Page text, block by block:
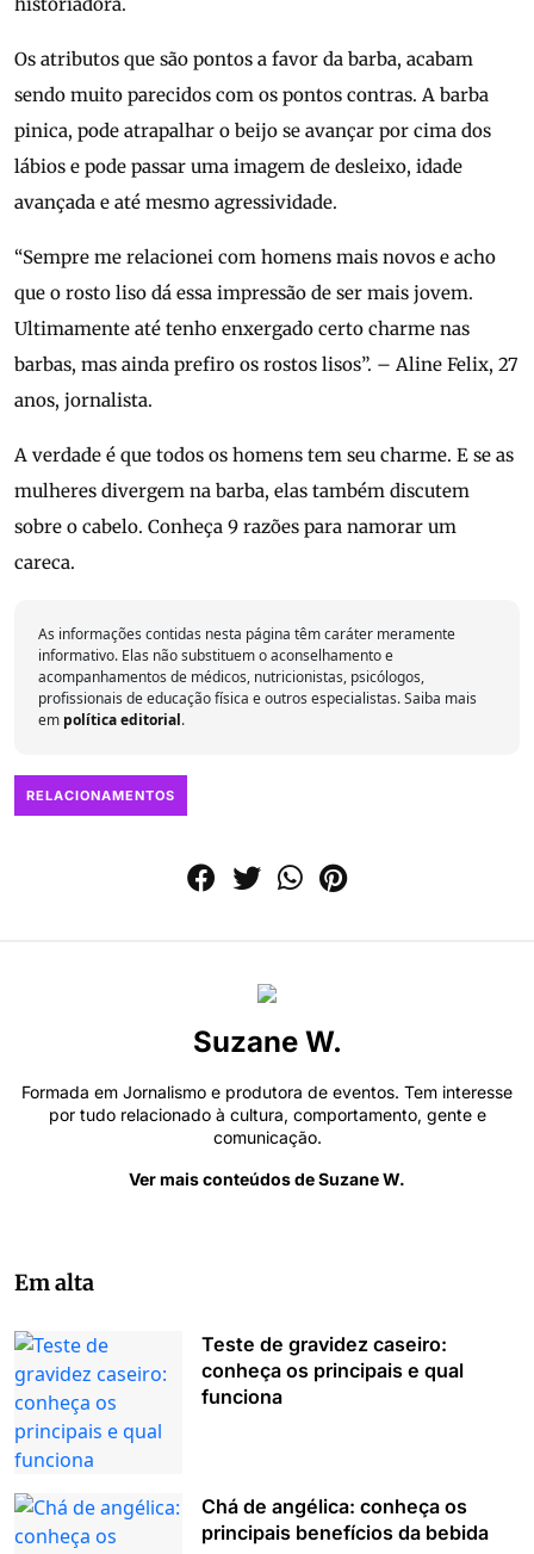
Os atributos que são pontos a favor da barba, acabam
sendo muito parecidos com os pontos contras. A barba
pinica, pode atrapalhar o beijo se avançar por cima dos
lábios e pode passar uma imagem de desleixo, idade
avançada e até mesmo agressividade.
“Sempre me relacionei com homens mais novos e acho
que o rosto liso dá essa impressão de ser mais jovem.
Ultimamente até tenho enxergado certo charme nas
barbas, mas ainda prefiro os rostos lisos”. – Aline Felix, 27
anos, jornalista.
A verdade é que todos os homens tem seu charme. E se as
mulheres divergem na barba, elas também discutem
sobre o cabelo. Conheça 9 razões para namorar um
careca.
As informações contidas nesta página têm caráter meramente
informativo. Elas não substituem o aconselhamento e
acompanhamentos de médicos, nutricionistas, psicólogos,
profissionais de educação física e outros especialistas. Saiba mais
em política editorial.
RELACIONAMENTOS
Suzane W.
Formada em Jornalismo e produtora de eventos. Tem interesse
por tudo relacionado à cultura, comportamento, gente e
comunicação.
Ver mais conteúdos de Suzane W.
Em alta
Teste de gravidez caseiro:
conheça os principais e qual
funciona
Chá de angélica: conheça os
principais benefícios da bebida